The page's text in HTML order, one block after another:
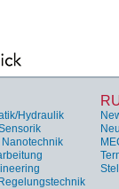
Hydraulik
Nanotechnik